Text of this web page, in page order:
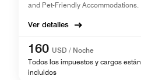
and Pet-Friendly Accommodations.
Ver detalles
160 USD / Noche
Todos los impuestos y cargos están
incluidos